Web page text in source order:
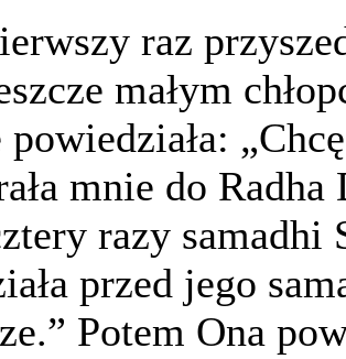
raz
małym
mnie do
razy
przed jego
Potem Ona